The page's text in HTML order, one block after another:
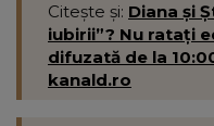
Citește și: Diana și
iubirii”? Nu ratați
difuzată de la
kanald.ro